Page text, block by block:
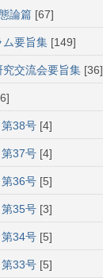
論篇 [67]
ム要旨集 [149]
交流会要旨集 [36]
38号 [4]
37号 [4]
36号 [5]
35号 [3]
34号 [5]
33号 [5]